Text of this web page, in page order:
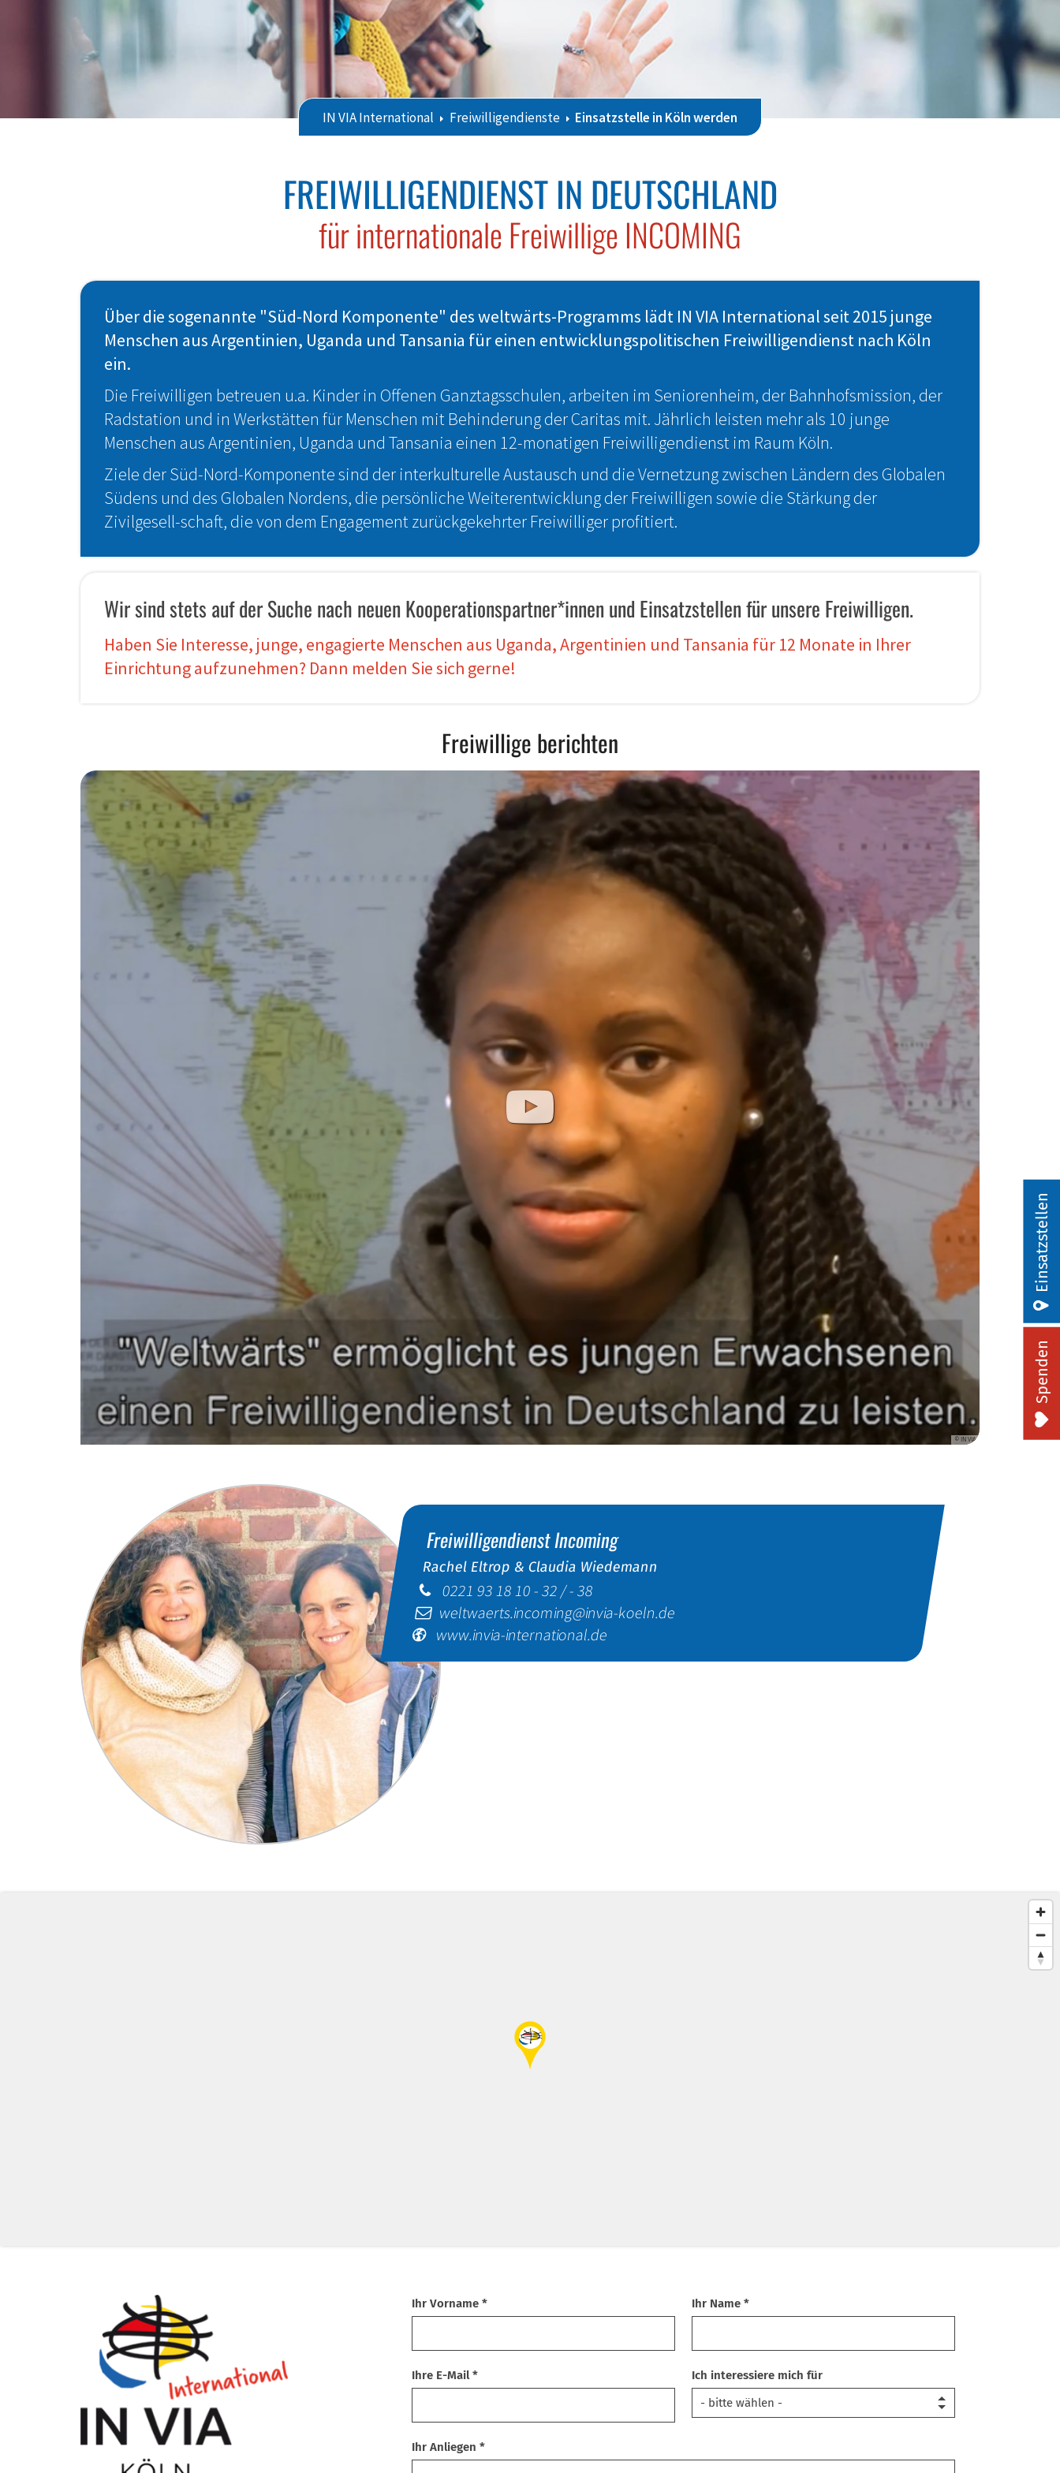
IN VIA International Freiwilligendienste Einsatzstelle in Köln werden
FREIWILLIGENDIENST IN DEUTSCHLAND
für internationale Freiwillige INCOMING
Über die sogenannte "Süd-Nord Komponente" des weltwärts-Programms lädt IN VIA International seit 2015 junge
Menschen aus Argentinien, Uganda und Tansania für einen entwicklungspolitischen Freiwilligendienst nach Köln
ein.
Die Freiwilligen betreuen u.a. Kinder in Offenen Ganztagsschulen, arbeiten im Seniorenheim, der Bahnhofsmission, der
Radstation und in Werkstätten für Menschen mit Behinderung der Caritas mit. Jährlich leisten mehr als 10 junge
Menschen aus Argentinien, Uganda und Tansania einen 12-monatigen Freiwilligendienst im Raum Köln.
Ziele der Süd-Nord-Komponente sind der interkulturelle Austausch und die Vernetzung zwischen Ländern des Globalen
Südens und des Globalen Nordens, die persönliche Weiterentwicklung der Freiwilligen sowie die Stärkung der
Zivilgesell-schaft, die von dem Engagement zurückgekehrter Freiwilliger profitiert.
Wir sind stets auf der Suche nach neuen Kooperationspartner*innen und Einsatzstellen für unsere Freiwilligen.
Haben Sie Interesse, junge, engagierte Menschen aus Uganda, Argentinien und Tansania für 12 Monate in Ihrer
Einrichtung aufzunehmen? Dann melden Sie sich gerne!
Freiwillige berichten
© IN VIA
FreiwilligendienstIncoming
Rachel Eltrop & Claudia Wiedemann
0221 93 18 10 - 32 / - 38
weltwaerts.incoming@invia-koeln.de
www.invia-international.de
Ihr Vorname * Ihr Name *
Ihre E-Mail * Ich interessiere mich für
Ihr Anliegen *
Spenden
Einsatzstellen